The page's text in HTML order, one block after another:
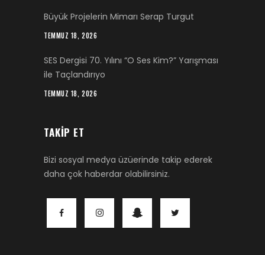
Büyük Projelerin Mimarı Serap Turgut
TEMMUZ 18, 2026
SES Dergisi 70. Yılını “O Ses Kim?” Yarışması
ile Taçlandırıyo
TEMMUZ 18, 2026
TAKIP ET
Bizi sosyal medya üzüerinde takip ederek
daha çok haberdar olabilirsiniz.